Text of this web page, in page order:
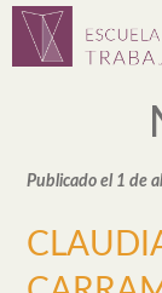
Publicado el 1 de